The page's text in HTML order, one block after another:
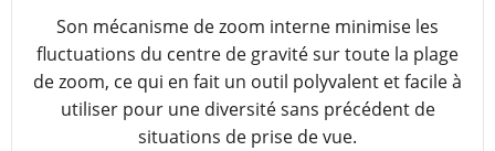
Son mécanisme de zoom interne minimise les
fluctuations du centre de gravité sur toute la plage
de zoom, ce qui en fait un outil polyvalent et facile à
utiliser pour une diversité sans précédent de
situations de prise de vue.